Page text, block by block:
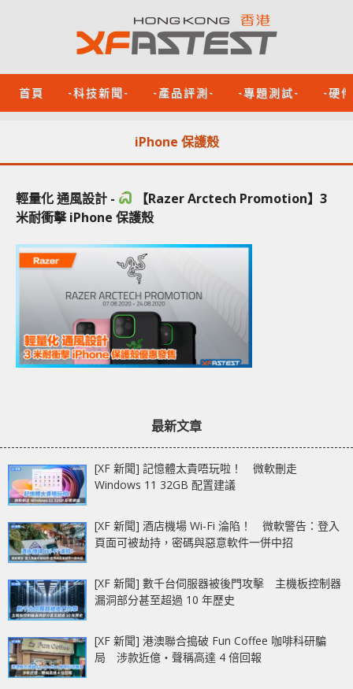
首頁 -科技新聞- -產品評測- -專題測試- -硬
iPhone 保護殼
輕量化 通風設計 -
【Razer Arctech Promotion】3
米耐衝擊 iPhone 保護殼
最新文章
[XF 新聞] 記憶體太貴唔玩啦！ 微軟刪走
Windows 11 32GB 配置建議
[XF 新聞] 酒店機場 Wi-Fi 淪陷！ 微軟警告：登入
頁面可被劫持，密碼與惡意軟件一併中招
[XF 新聞] 數千台伺服器被後門攻擊 主機板控制器
漏洞部分甚至超過 10 年歷史
[XF 新聞] 港澳聯合搗破 Fun Coffee 咖啡科研騙
局 涉款近億‧聲稱高達 4 倍回報